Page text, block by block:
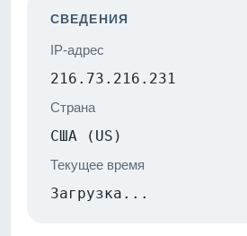
СВЕДЕНИЯ
IP-адрес
216.73.216.231
Страна
США (US)
Текущее время
Загрузка...